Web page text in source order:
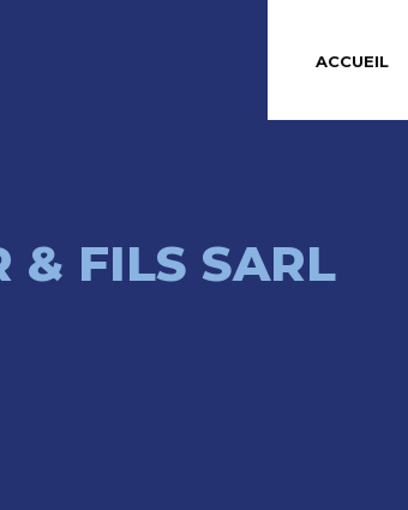
ACCUEIL
& FILS SARL